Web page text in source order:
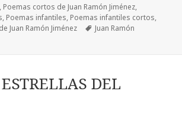
, Poemas cortos de Juan Ramón Jiménez,
, Poemas infantiles, Poemas infantiles cortos,
Juan Ramón Jiménez
Etiquetas
Juan Ramón
DEL